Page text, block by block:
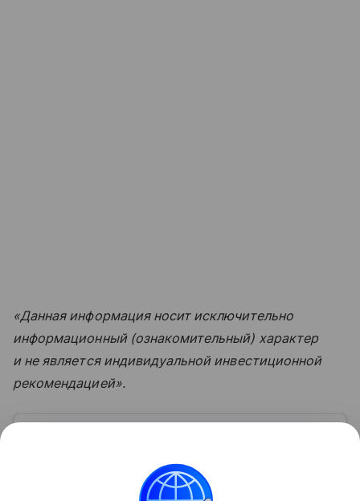
«Данная информация носит исключительно
информационный (ознакомительный) характер
и не является индивидуальной инвестиционной
рекомендацией».
защитить свой бренд
Бизнес требует от компаний не только